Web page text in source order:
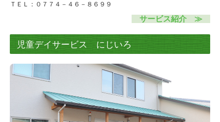
ＴＥＬ：０７７４－４６－８６９９
サービス紹介 ≫
児童デイサービス にじいろ